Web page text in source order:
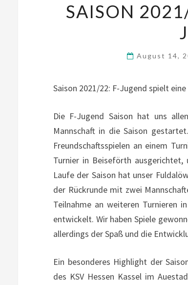
SAISON
August 14,
Saison 2021/22: F-Jugend spielt
Die F-Jugend Saison hat uns
Mannschaft in die Saison
Freundschaftsspielen an einem
Turnier in Beiseförth ausgerichtet,
Laufe der Saison hat unser
der Rückrunde mit zwei
Teilnahme an weiteren Turnieren
entwickelt. Wir haben Spiele
allerdings der Spaß und die
Ein besonderes Highlight der
des KSV Hessen Kassel im